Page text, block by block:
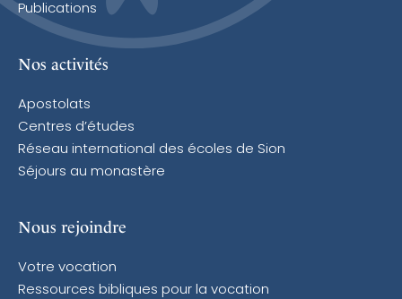
Publications
Nos activités
Apostolats
Centres d’études
Réseau international des écoles de Sion
Séjours au monastère
Nous rejoindre
Votre vocation
Ressources bibliques pour la vocation